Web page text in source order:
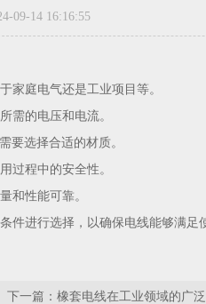
09-14 16:16:55
家庭电气还是工业项目等。
需的电压和电流。
要选择合适的材质。
过程中的安全性。
和性能可靠。
进行选择，以确保电线能够满足
下一篇： 橡套电线在工业领域的广